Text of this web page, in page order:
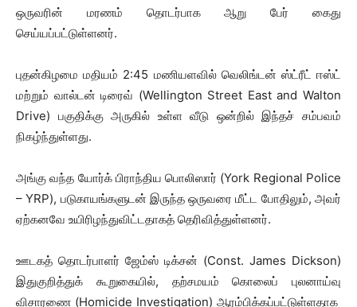
ஒருவரின் மரணம் தொடர்பாக ஆறு பேர் கைது
செய்யப்பட்டுள்ளனர்.
புதன்கிழமை மதியம் 2:45 மணியளவில் வெலிங்டன் ஸ்ட்ரீட் ஈஸ்ட்
மற்றும் வால்டன் டிரைவ் (Wellington Street East and Walton
Drive) பகுதிக்கு அருகில் உள்ள வீடு ஒன்றில் இந்தச் சம்பவம்
நிகழ்ந்துள்ளது.
அங்கு வந்த யோர்க் பிராந்திய பொலிஸார் (York Regional Police
– YRP), படுகாயங்களுடன் இருந்த ஒருவரை மீட்ட போதிலும், அவர்
ஏற்கனவே உயிரிழந்துவிட்டதாகத் தெரிவித்துள்ளனர்.
ஊடகத் தொடர்பாளர் ஜேம்ஸ் டிக்சன் (Const. James Dickson)
இதுகுறித்துக் கூறுகையில், தற்சமயம் கொலைப் புலனாய்வு
விசாரணை (Homicide Investigation) ஆரம்பிக்கப்பட்டுள்ளதாக